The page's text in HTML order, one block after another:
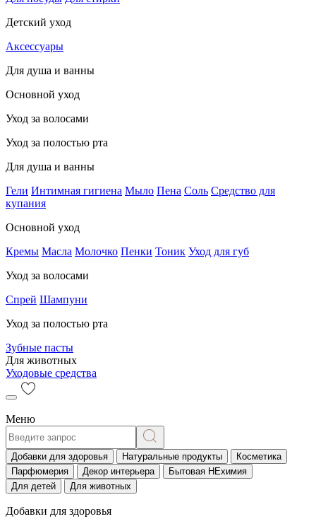
Детский уход
Аксессуары
Для душа и ванны
Основной уход
Уход за волосами
Уход за полостью рта
Для душа и ванны
Гели Интимная гигиена Мыло Пена Соль Средство для
купания
Основной уход
Кремы Масла Молочко Пенки Тоник Уход для губ
Уход за волосами
Спрей Шампуни
Уход за полостью рта
Зубные пасты
Для животных
Уходовые средства
Меню
Добавки для здоровья Натуральные продукты
Косметика
Парфюмерия
Декор интерьера
Бытовая НЕхимия
Для детей
Для животных
Добавки для здоровья